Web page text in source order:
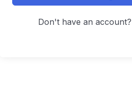
Don't have an account?